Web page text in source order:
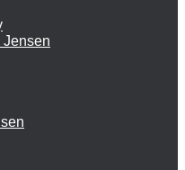
Jensen